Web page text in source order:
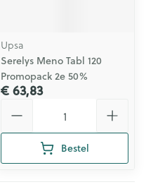
Upsa
Serelys Meno Tabl 120
Promopack 2e 50%
€ 63,83
Bestel